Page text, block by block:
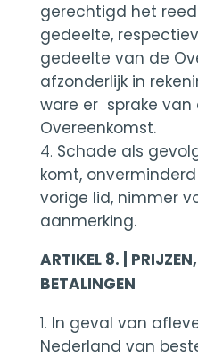
gerechtigd het
gedeelte,
gedeelte van de
afzonderlijk in
ware er sprake van
Overeenkomst.
Schade als
komt,
vorige lid, nimmer
aanmerking.
ARTIKEL 8. |
BETALINGEN
In geval van
Nederland van